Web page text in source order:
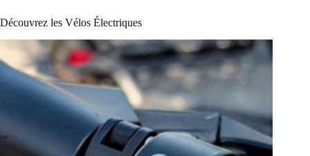
Découvrez les Vélos Électriques